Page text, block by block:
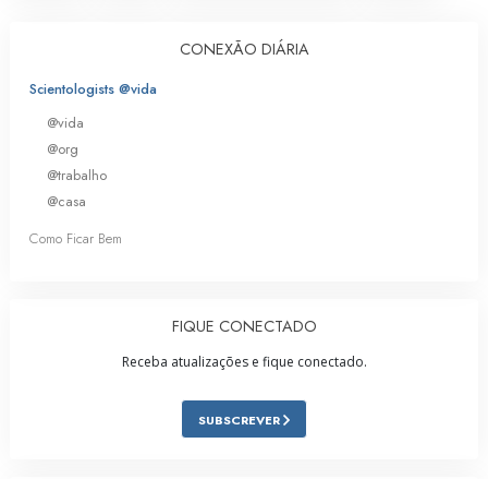
CONEXÃO DIÁRIA
Scientologists @vida
@vida
@org
@trabalho
@casa
Como Ficar Bem
FIQUE CONECTADO
Receba atualizações e fique conectado.
SUBSCREVER